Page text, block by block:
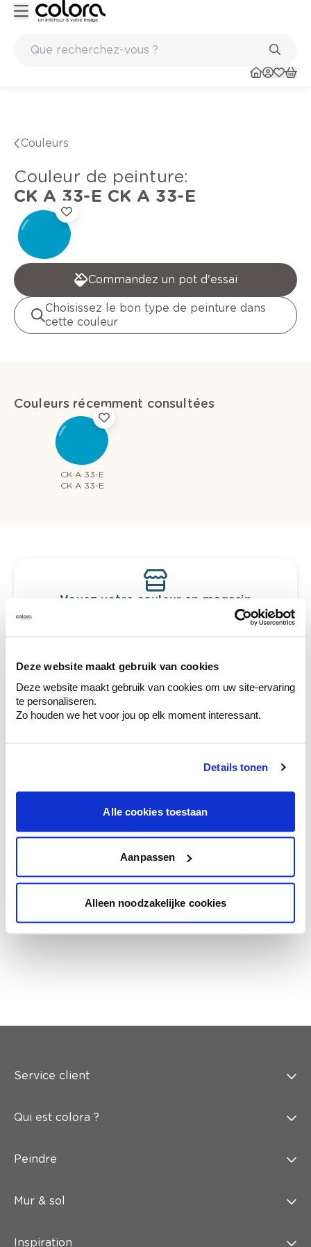
Deze website maakt gebruik van cookies
Deze website maakt gebruik van cookies om uw site-ervaring
te personaliseren.
Zo houden we het voor jou op elk moment interessant.
Details tonen
Alle cookies toestaan
Aanpassen
Alleen noodzakelijke cookies
Couleurs
Couleur de peinture:
CK A 33-E CK A 33-E
Commandez un pot d'essai
Choisissez le bon type de peinture dans
cette couleur
Couleurs récemment consultées
CK A 33-E
CK A 33-E
Voyez votre couleur en magasin
Découvrez des échantillons de votre
votre couleur.
Obtenez des conseils personnalisés sur la
combinaison de couleurs.
Conseil couleur à domicile
en couleur.
l'éclairage et de votre mobilier.
Obtenez un contrôle technologique de vos
Service client
Qui est colora ?
Peindre
Mur & sol
Inspiration